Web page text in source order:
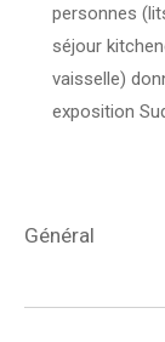
personnes
séjour
vaisselle)
exposition
général